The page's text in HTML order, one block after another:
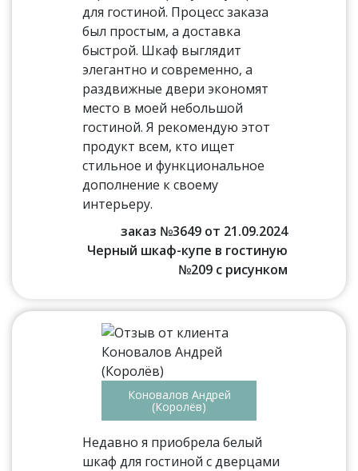
для гостиной. Процесс заказа
был простым, а доставка
быстрой. Шкаф выглядит
элегантно и современно, а
раздвижные двери экономят
место в моей небольшой
гостиной. Я рекомендую этот
продукт всем, кто ищет
стильное и функциональное
дополнение к своему
интерьеру.
заказ №3649 от 21.09.2024
Черный шкаф-купе в гостиную
№209 с рисунком
Коновалов Андрей
(Королёв)
Недавно я приобрела белый
шкаф для гостиной с дверцами